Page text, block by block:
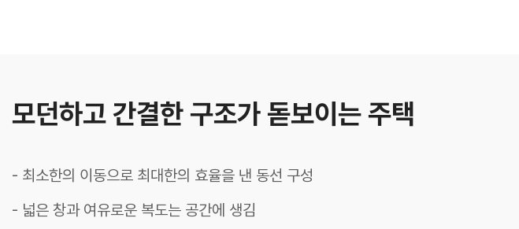
모던하고 간결한 구조가 돋보이는 주택
- 최소한의 이동으로 최대한의 효율을 낸 동선 구성
- 넓은 창과 여유로운 복도는 공간에 생김